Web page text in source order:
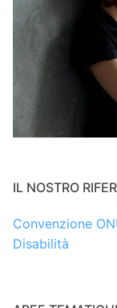
IL NOSTRO
Convenzione
Disabilità